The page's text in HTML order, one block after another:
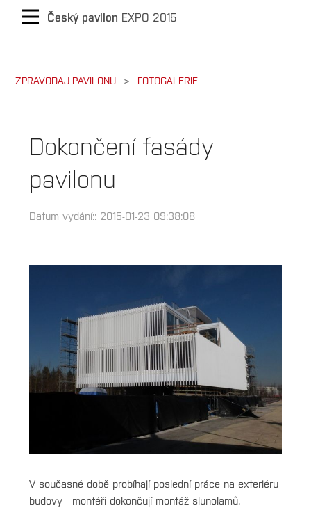
Český pavilon EXPO 2015
CZECH
ENGLISH
ZPRAVODAJ PAVILONU FOTOGALERIE
Dokončení fasády
pavilonu
Datum vydání:: 2015-01-23 09:38:08
V současné době probíhají poslední práce na exteriéru
budovy - montéři dokončují montáž slunolamů.
Fotogalerie